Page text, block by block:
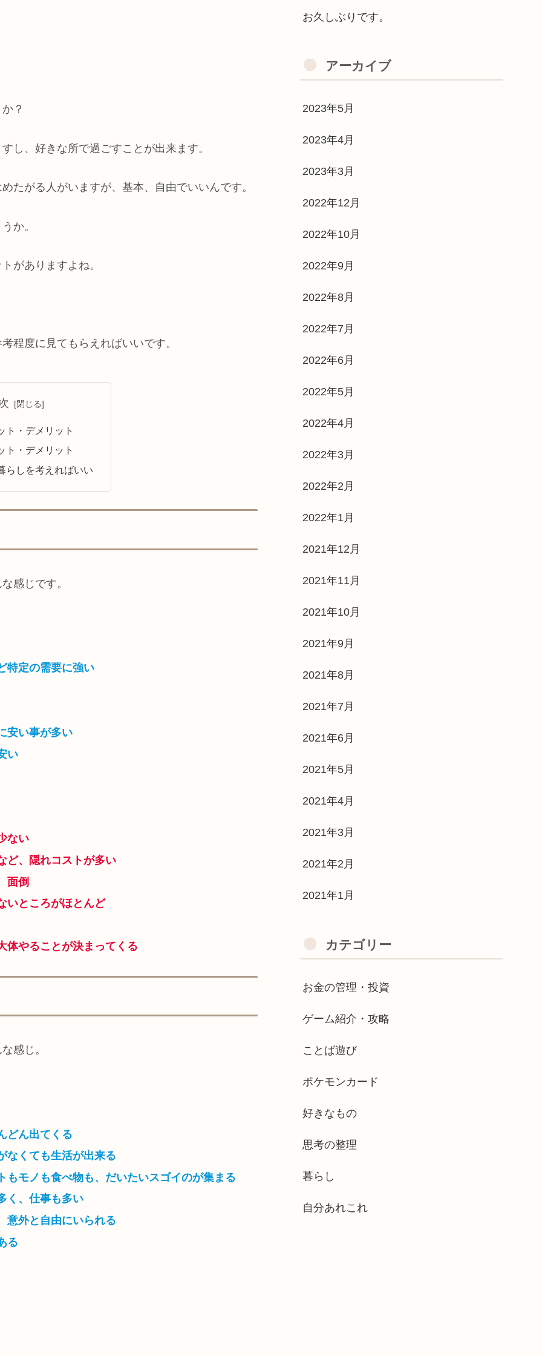
？
し、好きな所で過ごすことが出来ます。
たがる人がいますが、基本、自由でいいんです。
か。
がありますよね。
程度に見てもらえればいいです。
ト・デメリット
ト・デメリット
らしを考えればいい
感じです。
定の需要に強い
い事が多い
い
ない
、隠れコストが多い
面倒
ところがほとんど
やることが決まってくる
感じ。
ん出てくる
くても生活が出来る
ノも食べ物も、だいたいスゴイのが集まる
、仕事も多い
外と自由にいられる
る
お久しぶりです。
アーカイブ
2023年5月
2023年4月
2023年3月
2022年12月
2022年10月
2022年9月
2022年8月
2022年7月
2022年6月
2022年5月
2022年4月
2022年3月
2022年2月
2022年1月
2021年12月
2021年11月
2021年10月
2021年9月
2021年8月
2021年7月
2021年6月
2021年5月
2021年4月
2021年3月
2021年2月
2021年1月
カテゴリー
お金の管理・投資
ゲーム紹介・攻略
ことば遊び
ポケモンカード
好きなもの
思考の整理
暮らし
自分あれこれ